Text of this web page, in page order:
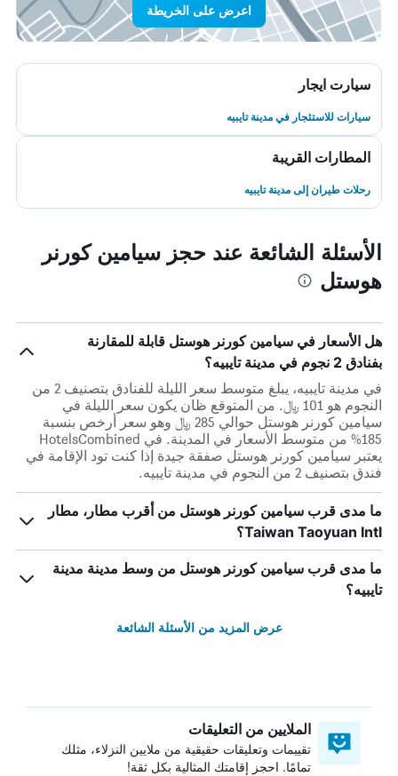
اعرض على الخريطة
سيارت ايجار
سيارات للاستئجار في مدينة تايبيه
المطارات القريبة
رحلات طيران إلى مدينة تايبيه
الأسئلة الشائعة عند حجز سيامين كورنر
هوستل
هل الأسعار في سيامين كورنر هوستل قابلة للمقارنة
بفنادق 2 نجوم في مدينة تايبيه؟
في مدينة تايبيه، يبلغ متوسط ​​سعر الليلة للفنادق بتصنيف 2 من
النجوم هو 101 ﷼. من المتوقع ظان يكون سعر الليلة في
سيامين كورنر هوستل حوالي 285 ﷼ وهو سعر أرخص بنسبة
185% من متوسط الأسعار في المدينة. في HotelsCombined
يعتبر سيامين كورنر هوستل صفقة جيدة إذا كنت تود الإقامة في
فندق بتصنيف 2 من النجوم في مدينة تايبيه.
ما مدى قرب سيامين كورنر هوستل من أقرب مطار، مطار
Taiwan Taoyuan Intl؟
ما مدى قرب سيامين كورنر هوستل من وسط مدينة مدينة
تايبيه؟
عرض المزيد من الأسئلة الشائعة
الملايين من التعليقات
تقييمات وتعليقات حقيقية من ملايين النزلاء، مثلك
تمامًا. احجز إقامتك المثالية بكل ثقة!